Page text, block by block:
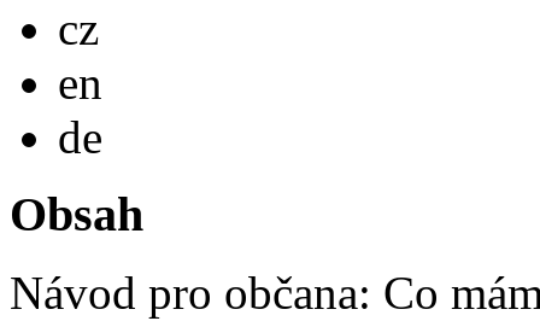
cz
en
de
Obsah
Návod pro občana: Co